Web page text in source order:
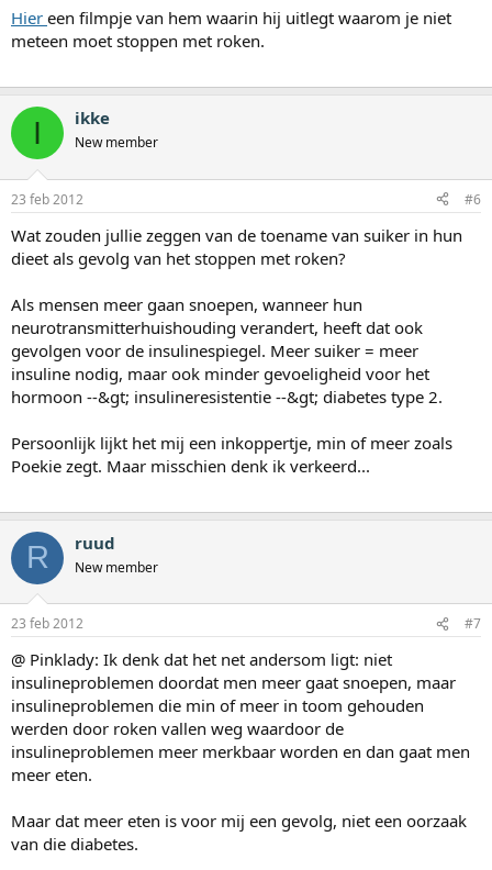
Hier een filmpje van hem waarin hij uitlegt waarom je niet
meteen moet stoppen met roken.
I ikke
New member
23 feb 2012 #6
Wat zouden jullie zeggen van de toename van suiker in hun
dieet als gevolg van het stoppen met roken?
Als mensen meer gaan snoepen, wanneer hun
neurotransmitterhuishouding verandert, heeft dat ook
gevolgen voor de insulinespiegel. Meer suiker = meer
insuline nodig, maar ook minder gevoeligheid voor het
hormoon --&gt; insulineresistentie --&gt; diabetes type 2.
Persoonlijk lijkt het mij een inkoppertje, min of meer zoals
Poekie zegt. Maar misschien denk ik verkeerd...
R ruud
New member
23 feb 2012 #7
@ Pinklady: Ik denk dat het net andersom ligt: niet
insulineproblemen doordat men meer gaat snoepen, maar
insulineproblemen die min of meer in toom gehouden
werden door roken vallen weg waardoor de
insulineproblemen meer merkbaar worden en dan gaat men
meer eten.
Maar dat meer eten is voor mij een gevolg, niet een oorzaak
van die diabetes.